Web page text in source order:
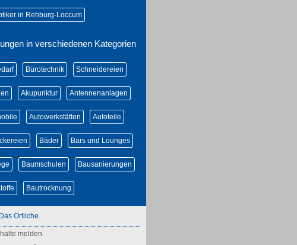
in Rehburg-Loccum
in verschiedenen Kategorien
Bürotechnik Schneidereien
Akupunktur Antennenanlagen
Autowerkstätten Autoteile
Bäder Bars und Lounges
Baumschulen Bausanierungen
Bautrocknung
Örtliche.
melden